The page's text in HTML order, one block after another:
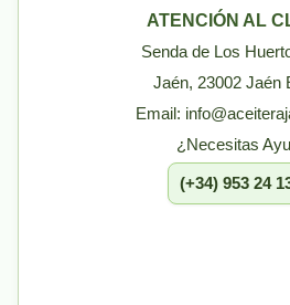
ATENCIÓN AL
Senda de Los
Jaén, 23002 Jaén
Email:
¿Necesitas
(+34) 953 24